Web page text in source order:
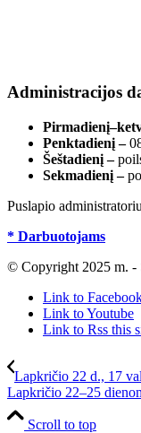
Administracijos
Penktadienį –
Šeštadienį –
Sekmadienį –
Puslapio
* Darbuotojams
© Copyright 2025 m. -
Link to
Link to Youtube
Link to Rss this
Lapkričio 22 d., 17
Lapkričio 22–25
Scroll to top